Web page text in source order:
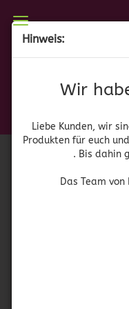
Hinweis:
Wir
Liebe Kunden, wir
Produkten für euch
. Bis dahin
Das Team
Wir
zurück. Bis dahin
Das Team von
41763)